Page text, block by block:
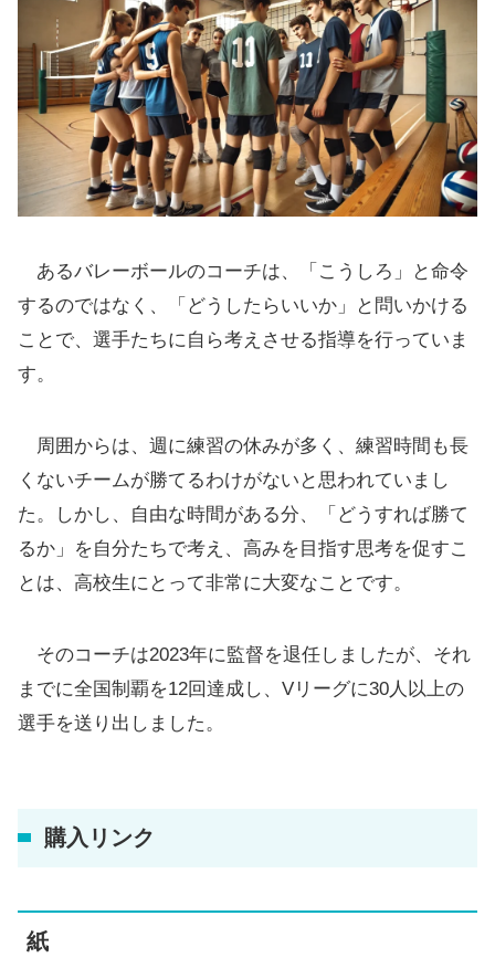
あるバレーボールのコーチは、「こうしろ」と命令
するのではなく、「どうしたらいいか」と問いかける
ことで、選手たちに自ら考えさせる指導を行っていま
す。
周囲からは、週に練習の休みが多く、練習時間も長
くないチームが勝てるわけがないと思われていまし
た。しかし、自由な時間がある分、「どうすれば勝て
るか」を自分たちで考え、高みを目指す思考を促すこ
とは、高校生にとって非常に大変なことです。
そのコーチは2023年に監督を退任しましたが、それ
までに全国制覇を12回達成し、Vリーグに30人以上の
選手を送り出しました。
購入リンク
紙